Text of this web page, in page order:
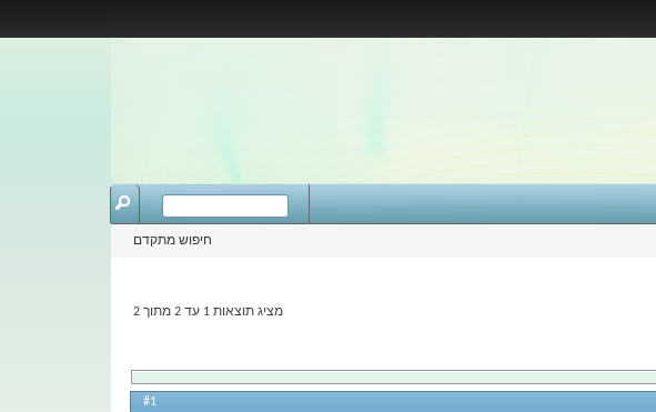
חיפוש מתקדם
מציג תוצאות 1 עד 2 מתוך 2
#1